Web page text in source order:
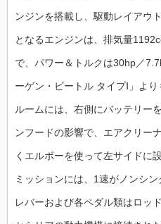
ンジンを搭載し、駆動レイアウ
となるエンジンは、排気量
で、パワー＆トルクは30hp／
ーゲン・ビートル タイプⅠ」よ
ルームには、右側にバッテリー
ンフードの影響で、エアクリー
くエルボーを使って左サイドに
ミッションには、1速がノンシ
レバーおよび各ペダル類はロッ